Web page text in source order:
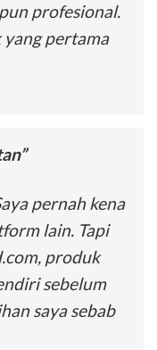
profesional.
pertama
pernah kena
lain. Tapi
produk
sebelum
saya sebab